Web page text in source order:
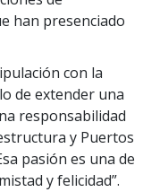
han presenciado
con la
de extender una
responsabilidad
y Puertos
pasión es una de
y felicidad”.